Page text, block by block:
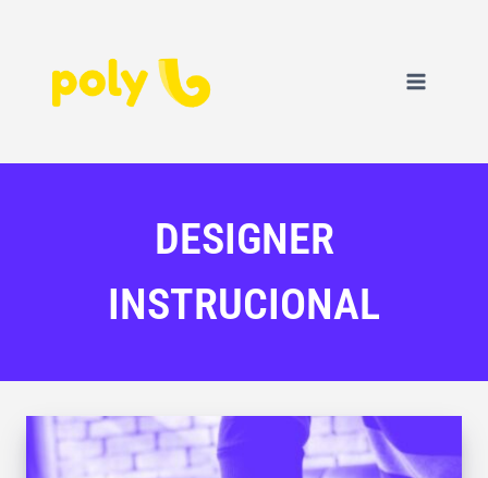
DESIGNER
INSTRUCIONAL